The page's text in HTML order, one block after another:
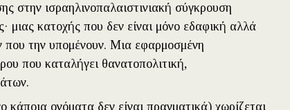
στην ισραηλινοπαλαιστινιακή σύγκρουση
μιας κατοχής που δεν είναι μόνο εδαφική αλλά
την υπομένουν. Μια εφαρμοσμένη
που καταλήγει θανατοπολιτική,
κάποια ονόματα δεν είναι πραγματικά) χωρίζεται